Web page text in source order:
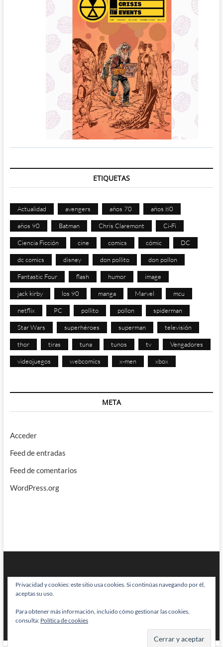
ETIQUETAS
Actualidad avengers años 70 años 80
años 90 Batman Chris Claremont Ci-Fi
Ciencia Ficción cine comics cómic DC
dc comics disney don pollito don pollon
Fantastic Four flash humor image
jack kirby los 90 manga Marvel mcu
netflix PC pollito pollon spiderman
Star Wars superhéroes superman televisión
thor tiras tuna tunos tv Vengadores
videojuegos webcomics x-men xbox
META
Acceder
Feed de entradas
Feed de comentarios
WordPress.org
BRAINSTOMPING| Diseñado por:Theme Freesia|WordPress| © Todos
los derechos reservados
Privacidad y cookies: este sitio usa cookies. Si continúas navegando por él,
aceptas su uso.
Para obtener más información, incluido cómo gestionar las cookies,
consulta: Política de cookies